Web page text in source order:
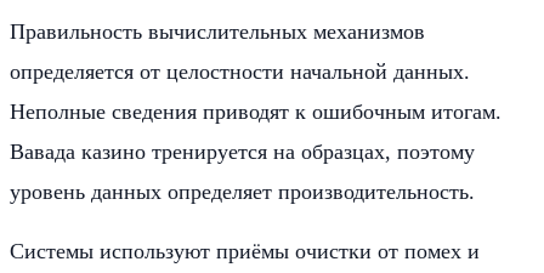
Правильность вычислительных механизмов
определяется от целостности начальной данных.
Неполные сведения приводят к ошибочным итогам.
Вавада казино тренируется на образцах, поэтому
уровень данных определяет производительность.
Системы используют приёмы очистки от помех и